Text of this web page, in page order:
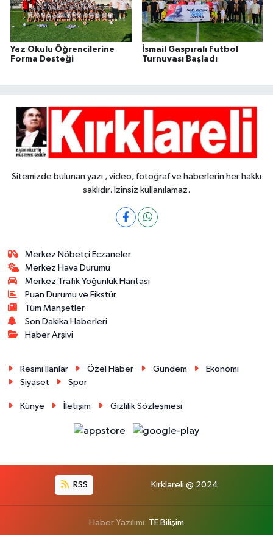
Yaz Okulu Öğrencilerine
Forma Desteği
İsmail Gaspıralı Futbol
Turnuvası Başladı
Sitemizde bulunan yazı , video, fotoğraf ve haberlerin her hakkı
saklıdır. İzinsiz kullanılamaz.
Merkez Nöbetçi Eczaneler
Merkez Hava Durumu
Merkez Trafik Yoğunluk Haritası
Puan Durumu ve Fikstür
Tüm Manşetler
Son Dakika Haberleri
Haber Arşivi
Resmi İlanlar Özel Haber Gündem
Ekonomi
Siyaset
Spor
Künye İletişim Gizlilik Sözleşmesi
RSS Kırklareli @ 2024
Haber Yazılımı: TE Bilişim